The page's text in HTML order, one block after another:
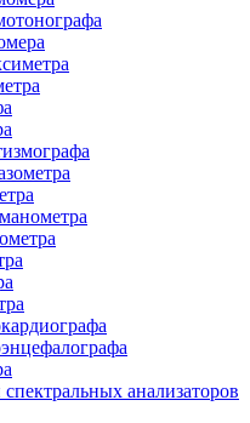
анализаторов